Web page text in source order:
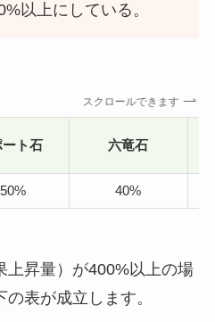
以上にしている。
スクロールできます
ート石 六竜石
40%
上昇量）が400%以上の場
表が成立します。